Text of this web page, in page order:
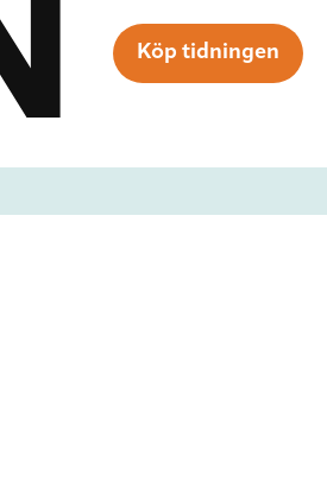
Köp tidningen